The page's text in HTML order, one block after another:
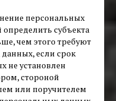
персональных
субъекта
чем этого требуют
если срок
не установлен
стороной
или поручителем